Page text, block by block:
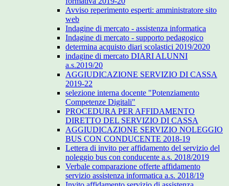
Avviso reperimento esperti: amministratore sito
web
Indagine di mercato - assistenza informatica
Indagine di mercato - supporto pedagogico
determina acquisto diari scolastici 2019/2020
indagine di mercato DIARI ALUNNI
a.s.2019/20
AGGIUDICAZIONE SERVIZIO DI CASSA
2019-22
selezione interna docente "Potenziamento
Competenze Digitali"
PROCEDURA PER AFFIDAMENTO
DIRETTO DEL SERVIZIO DI CASSA
AGGIUDICAZIONE SERVIZIO NOLEGGIO
BUS CON CONDUCENTE 2018-19
Lettera di invito per affidamento del servizio del
noleggio bus con conducente a.s. 2018/2019
Verbale comparazione offerte affidamento
servizio assistenza informatica a.s. 2018/19